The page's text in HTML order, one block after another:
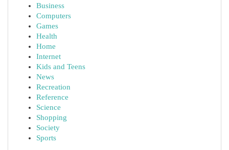
Business
Computers
Games
Health
Home
Internet
Kids and Teens
News
Recreation
Reference
Science
Shopping
Society
Sports